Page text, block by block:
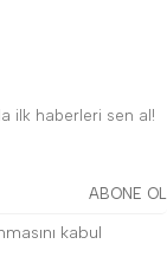
ilk haberleri sen al!
ABONE OL
kabul